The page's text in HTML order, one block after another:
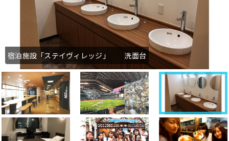
宿泊施設「ステイヴィレッジ」 洗面台